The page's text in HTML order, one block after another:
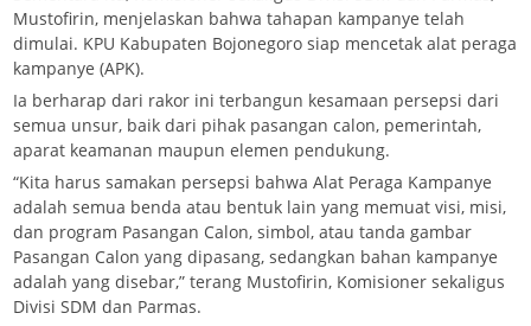
Mustofirin, menjelaskan bahwa tahapan kampanye telah
dimulai. KPU Kabupaten Bojonegoro siap mencetak alat peraga
kampanye (APK).
Ia berharap dari rakor ini terbangun kesamaan persepsi dari
semua unsur, baik dari pihak pasangan calon, pemerintah,
aparat keamanan maupun elemen pendukung.
“Kita harus samakan persepsi bahwa Alat Peraga Kampanye
adalah semua benda atau bentuk lain yang memuat visi, misi,
dan program Pasangan Calon, simbol, atau tanda gambar
Pasangan Calon yang dipasang, sedangkan bahan kampanye
adalah yang disebar,” terang Mustofirin, Komisioner sekaligus
Divisi SDM dan Parmas.